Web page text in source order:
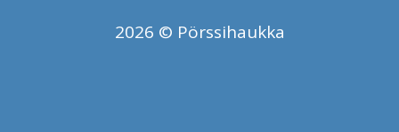
2026 © Pörssihaukka